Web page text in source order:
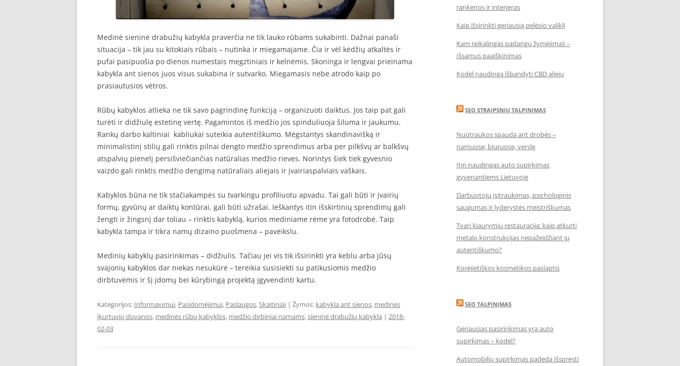
Medinė sieninė drabužių kabykla praverčia ne tik lauko rūbams sukabinti. Dažnai panaši
situacija – tik jau su kitokiais rūbais – nutinka ir miegamajame. Čia ir vėl kėdžių atkaltės ir
pufai pasipuošia po dienos numestais megztiniais ir kelnėmis. Skoninga ir lengvai prieinama
kabykla ant sienos juos visus sukabina ir sutvarko. Miegamasis nebe atrodo kaip po
prasiautusios vėtros.
Rūbų kabyklos atlieka ne tik savo pagrindinę funkciją – organizuoti daiktus. Jos taip pat gali
turėti ir didžiulę estetinę vertę. Pagamintos iš medžio jos spinduliuoja šiluma ir jaukumu.
Rankų darbo kaltiniai kabliukai suteikia autentiškumo. Mėgstantys skandinavišką ir
minimalistinį stilių gali rinktis pilnai dengto medžio sprendimus arba per pilkšvų ar balkšvų
atspalvių pienelį persišviečiančias natūralias medžio rieves. Norintys šiek tiek gyvesnio
vaizdo gali rinktis medžio dengimą natūraliais aliejais ir įvairiaspalviais vaškais.
Kabyklos būna ne tik stačiakampės su tvarkingu profiliuotu apvadu. Tai gali būti ir įvairių
formų, gyvūnų ar daiktų kontūrai, gali būti užrašai. Ieškantys itin išskirtinių sprendimų gali
žengti ir žingsnį dar toliau – rinktis kabyklą, kurios mediniame rėme yra fotodrobė. Taip
kabykla tampa ir tikra namų dizaino puošmena – paveikslu.
Medinių kabyklų pasirinkimas – didžiulis. Tačiau jei vis tik išsirinkti yra keblu arba jūsų
svajonių kabyklos dar niekas nesukūrė – tereikia susisiekti su patikusiomis medžio
dirbtuvėmis ir šį įdomų bei kūrybingą projektą įgyvendinti kartu.
Kategorijos: Informavimui, Pasidomėjimui, Paslaugos,Skaitiniai | Žymos: kabykla ant sienos, medinės
įkurtuvių dovanos, medinės rūbų kabyklos, medžio dirbiniai namams,sieninė drabužių kabykla | 2018-
02-03
rankenos ir interjeras
Kaip išsirinkti geriausią pelėsio valiklį
Kam reikalingas padangų žymėjimas –
Išsamus paaiškinimas
Kodėl naudinga išbandyti CBD aliejų
SEO STRAIPSNIU TALPINIMAS
Nuotraukos spauda ant drobės –
namuose, biuruose, versle
Itin naudingas auto supirkimas
gyvenantiems Lietuvoje
Darbuotojų įsitraukimas, psichologinis
saugumas ir lyderystės meistriškumas
Tvari kiaurymių restauracija: kaip atkurti
metalo konstrukcijas nepažeidžiant jų
autentiškumo?
Korėjietiškos kosmetikos paslaptis
SEO TALPINIMAS
Geriausias pasirinkimas yra auto
supirkimas – kodėl?
Automobilių supirkimas padeda išspręsti